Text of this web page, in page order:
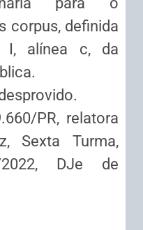
corpus, definida
I, alínea c, da
PR, relatora
Sexta Turma,
DJe de